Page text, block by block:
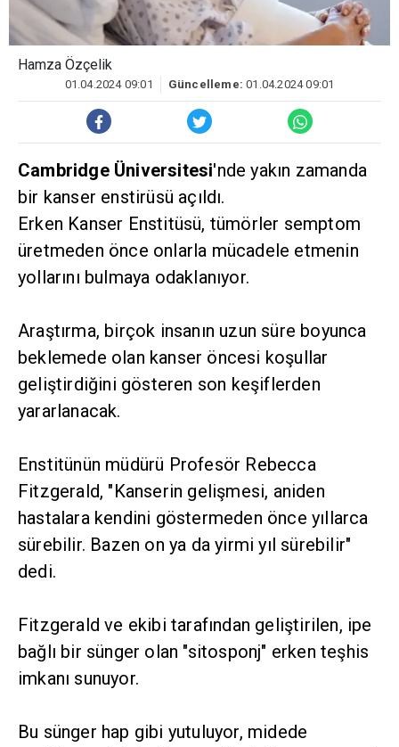
Hamza Özçelik
01.04.2024 09:01 Güncelleme: 01.04.2024 09:01
Cambridge Üniversitesi'nde yakın zamanda
bir kanser enstirüsü açıldı.
Erken Kanser Enstitüsü, tümörler semptom
üretmeden önce onlarla mücadele etmenin
yollarını bulmaya odaklanıyor.
Araştırma, birçok insanın uzun süre boyunca
beklemede olan kanser öncesi koşullar
geliştirdiğini gösteren son keşiflerden
yararlanacak.
Enstitünün müdürü Profesör Rebecca
Fitzgerald, "Kanserin gelişmesi, aniden
hastalara kendini göstermeden önce yıllarca
sürebilir. Bazen on ya da yirmi yıl sürebilir"
dedi.
Fitzgerald ve ekibi tarafından geliştirilen, ipe
bağlı bir sünger olan "sitosponj" erken teşhis
imkanı sunuyor.
Bu sünger hap gibi yutuluyor, midede